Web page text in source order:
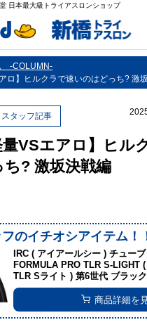
日本最大級トライアスロンショップ
-COLUMN-
ロ】ヒルクラで速いのはどっち? 激
スタッフ記事
VSエアロ】ヒル
ち? 激坂決戦編
のイチオシアイテム！
IRC ( アイアールシー ) チュー
FORMULA PRO TLR S-LIGHT
TLR Sライト ) 第6世代 ブラッ
商品詳細を